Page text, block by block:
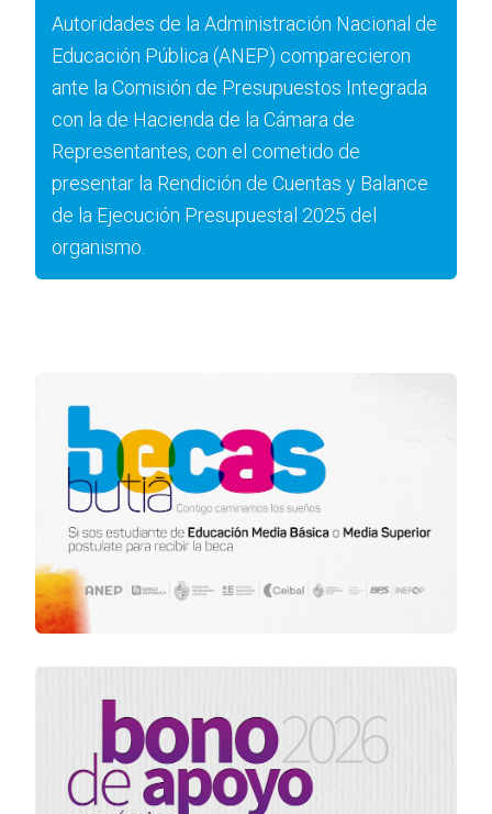
Autoridades de la Administración Nacional de
Educación Pública (ANEP) comparecieron
ante la Comisión de Presupuestos Integrada
con la de Hacienda de la Cámara de
Representantes, con el cometido de
presentar la Rendición de Cuentas y Balance
de la Ejecución Presupuestal 2025 del
organismo.